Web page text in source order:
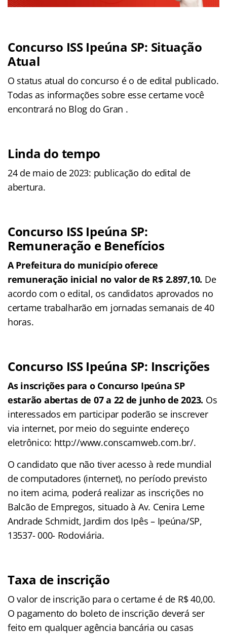
Concurso ISS Ipeúna SP: Situação
Atual
O status atual do concurso é o de edital publicado.
Todas as informações sobre esse certame você
encontrará no Blog do Gran .
Linda do tempo
24 de maio de 2023: publicação do edital de
abertura.
Concurso ISS Ipeúna SP:
Remuneração e Benefícios
A Prefeitura do município oferece
remuneração inicial no valor de R$ 2.897,10. De
acordo com o edital, os candidatos aprovados no
certame trabalharão em jornadas semanais de 40
horas.
Concurso ISS Ipeúna SP: Inscrições
As inscrições para o Concurso Ipeúna SP
estarão abertas de 07 a 22 de junho de 2023. Os
interessados em participar poderão se inscrever
via internet, por meio do seguinte endereço
eletrônico: http://www.conscamweb.com.br/.
O candidato que não tiver acesso à rede mundial
de computadores (internet), no período previsto
no item acima, poderá realizar as inscrições no
Balcão de Empregos, situado à Av. Cenira Leme
Andrade Schmidt, Jardim dos Ipês – Ipeúna/SP,
13537- 000- Rodoviária.
Taxa de inscrição
O valor de inscrição para o certame é de R$ 40,00.
O pagamento do boleto de inscrição deverá ser
feito em qualquer agência bancária ou casas